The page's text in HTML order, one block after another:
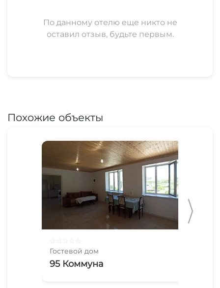
По данному отелю еще никто не
оставил отзыв, будьте первым.
Похожие объекты
Гостевой дом
95 Коммуна